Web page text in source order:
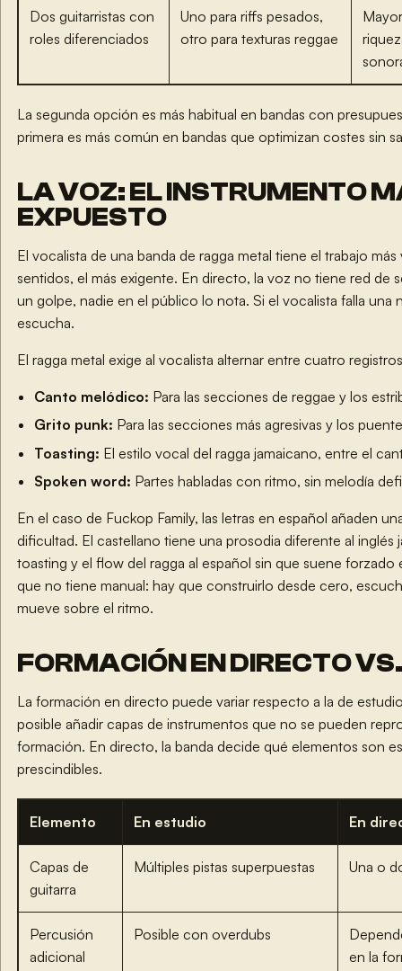
Dos guitarristas con
roles diferenciados
Uno para riffs pesados,
otro para texturas reggae
Mayor
La segunda opción es más habitual en bandas con
primera es más común en bandas que optimizan costes sin
LA VOZ: EL INSTRUMENTO
EXPUESTO
El vocalista de una banda de ragga metal tiene el trabajo
sentidos, el más exigente. En directo, la voz no tiene red de
un golpe, nadie en el público lo nota. Si el vocalista falla
escucha.
El ragga metal exige al vocalista alternar entre cuatro
Canto melódico: Para las secciones de reggae y los
Grito punk: Para las secciones más agresivas y los
Toasting: El estilo vocal del ragga jamaicano, entre el
Spoken word: Partes habladas con ritmo, sin melodía
En el caso de Fuckop Family, las letras en español añaden
dificultad. El castellano tiene una prosodia diferente al inglés
toasting y el flow del ragga al español sin que suene
que no tiene manual: hay que construirlo desde cero,
mueve sobre el ritmo.
FORMACIÓN EN DIRECTO
La formación en directo puede variar respecto a la de
posible añadir capas de instrumentos que no se pueden
formación. En directo, la banda decide qué elementos son
prescindibles.
Elemento En estudio En
Capas de
guitarra
Múltiples pistas superpuestas Una o
Percusión
adicional
Posible con overdubs
en la